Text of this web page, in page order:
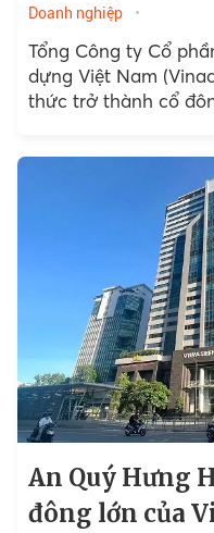
Doanh nghiệp
Tổng Công ty Cổ
dựng Việt Nam
thức trở thành cổ
An Quý Hưng
đông lớn của